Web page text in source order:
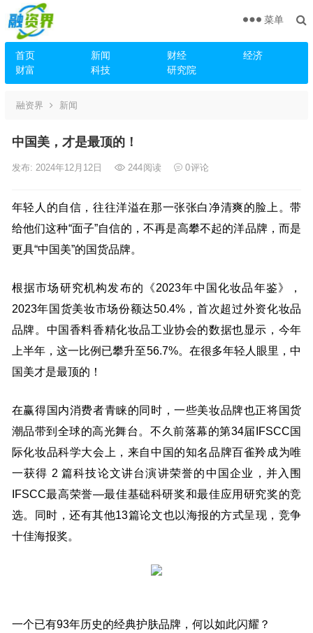
首页 新闻 财经
经济
财富
科技 研究院
菜单
融资界 新闻
中国美，才是最顶的！
发布: 2024年12月12日 244阅读 0评论
年轻人的自信，往往洋溢在那一张张白净清爽的脸上。带
给他们这种“面子”自信的，不再是高攀不起的洋品牌，而是
更具“中国美”的国货品牌。
根据市场研究机构发布的《2023年中国化妆品年鉴》，
2023年国货美妆市场份额达50.4%，首次超过外资化妆品
品牌。中国香料香精化妆品工业协会的数据也显示，今年
上半年，这一比例已攀升至56.7%。在很多年轻人眼里，中
国美才是最顶的！
在赢得国内消费者青睐的同时，一些美妆品牌也正将国货
潮品带到全球的高光舞台。不久前落幕的第34届IFSCC国
际化妆品科学大会上，来自中国的知名品牌百雀羚成为唯
一获得 2 篇科技论文讲台演讲荣誉的中国企业，并入围
IFSCC最高荣誉—最佳基础科研奖和最佳应用研究奖的竞
选。同时，还有其他13篇论文也以海报的方式呈现，竞争
十佳海报奖。
一个已有93年历史的经典护肤品牌，何以如此闪耀？